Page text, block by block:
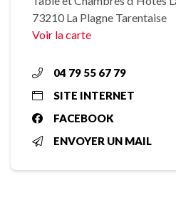
73210 La Plagne Tarentaise
Voir la carte
04 79 55 67 79
SITE INTERNET
FACEBOOK
ENVOYER UN MAIL